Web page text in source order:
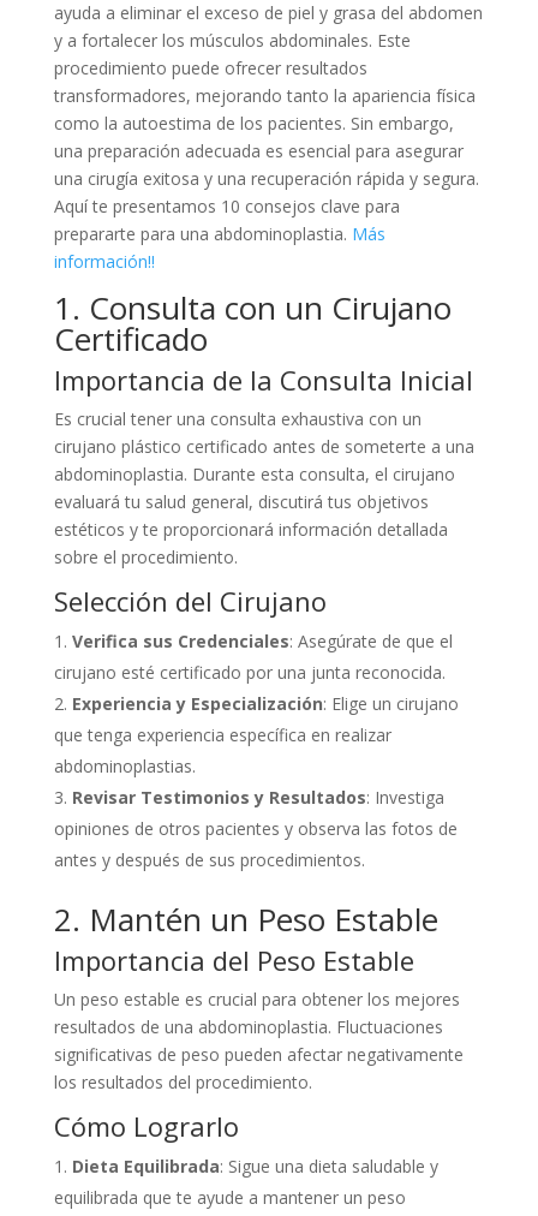
ayuda a eliminar el exceso de piel y grasa del abdomen
y a fortalecer los músculos abdominales. Este
procedimiento puede ofrecer resultados
transformadores, mejorando tanto la apariencia física
como la autoestima de los pacientes. Sin embargo,
una preparación adecuada es esencial para asegurar
una cirugía exitosa y una recuperación rápida y segura.
Aquí te presentamos 10 consejos clave para
prepararte para una abdominoplastia. Más
información!!
1. Consulta con un Cirujano
Certificado
Importancia de la Consulta Inicial
Es crucial tener una consulta exhaustiva con un
cirujano plástico certificado antes de someterte a una
abdominoplastia. Durante esta consulta, el cirujano
evaluará tu salud general, discutirá tus objetivos
estéticos y te proporcionará información detallada
sobre el procedimiento.
Selección del Cirujano
Verifica sus Credenciales: Asegúrate de que el
cirujano esté certificado por una junta reconocida.
Experiencia y Especialización: Elige un cirujano
que tenga experiencia específica en realizar
abdominoplastias.
Revisar Testimonios y Resultados: Investiga
opiniones de otros pacientes y observa las fotos de
antes y después de sus procedimientos.
2. Mantén un Peso Estable
Importancia del Peso Estable
Un peso estable es crucial para obtener los mejores
resultados de una abdominoplastia. Fluctuaciones
significativas de peso pueden afectar negativamente
los resultados del procedimiento.
Cómo Lograrlo
Dieta Equilibrada: Sigue una dieta saludable y
equilibrada que te ayude a mantener un peso